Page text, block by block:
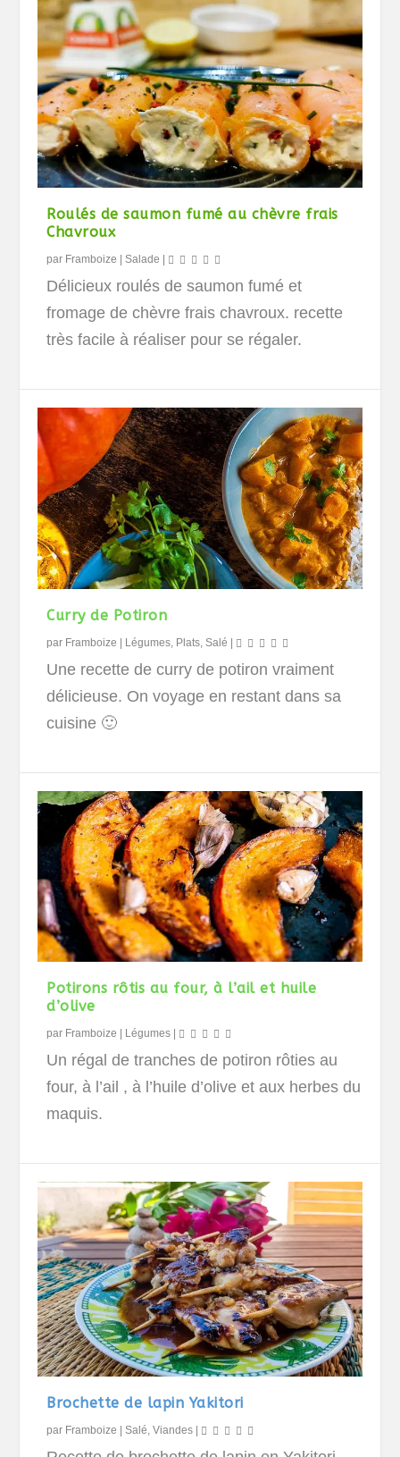
Roulés de saumon fumé au chèvre frais
Chavroux
par Framboize |Salade
Délicieux roulés de saumon fumé et
fromage de chèvre frais chavroux. recette
très facile à réaliser pour se régaler.
Curry de Potiron
par Framboize Légumes, Plats,Salé
Une recette de curry de potiron vraiment
délicieuse. On voyage en restant dans sa
cuisine 🙂
Potirons rôtis au four, à l’ail et huile
d’olive
par Framboize | Légumes |
Un régal de tranches de potiron rôties au
four, à l’ail , à l’huile d’olive et aux herbes du
maquis.
Brochette de lapin Yakitori
par Framboize |Salé ,Viandes |